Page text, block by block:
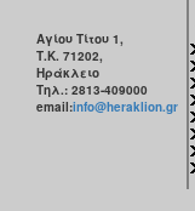
Αγίου Τίτου 1,
Τ.Κ. 71202,
Ηράκλειο
Τηλ.: 2813-409000
email:info@heraklion.gr